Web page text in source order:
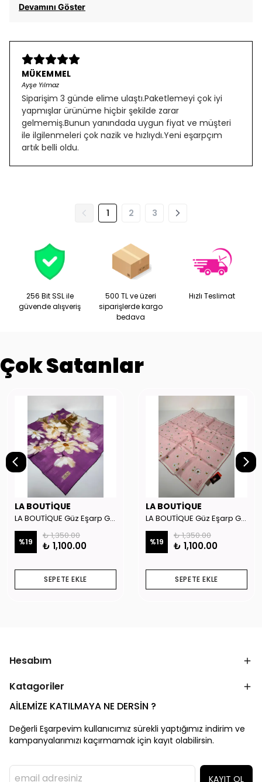
Devamını Göster
MÜKEMMEL
Ayşe Yılmaz
Siparişim 3 günde elime ulaştı.Paketlemeyi çok iyi
yapmışlar ürünüme hiçbir şekilde zarar
gelmemiş.Bunun yanındada uygun fiyat ve müşteri
ile ilgilenmeleri çok nazik ve hızlıydı.Yeni eşarpçım
artık belli oldu.
1 2 3
256 Bit SSL ile
güvende alışveriş
500 TL ve üzeri
siparişlerde kargo
bedava
Hızlı Teslimat
Çok Satanlar
LA BOUTİQUE
LA BOUTİQUE Güz Eşarp GYSE262908
%19
₺ 1,350.00
₺ 1,100.00
SEPETE EKLE
LA BOUTİQUE
LA BOUTİQUE Güz Eşarp GYSE130804
%19
₺ 1,350.00
₺ 1,100.00
SEPETE EKLE
Hesabım
Katagoriler
AİLEMİZE KATILMAYA NE DERSİN ?
Değerli Eşarpevim kullanıcımız sürekli yaptığımız indirim ve
kampanyalarımızı kaçırmamak için kayıt olabilirsin.
KAYIT OL